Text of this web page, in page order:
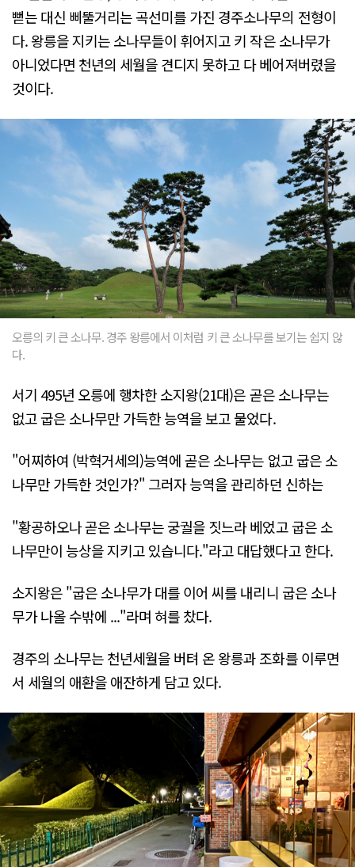
뻗는 대신 삐뚤거리는 곡선미를 가진 경주소나무의 전형이
다. 왕릉을 지키는 소나무들이 휘어지고 키 작은 소나무가
아니었다면 천년의 세월을 견디지 못하고 다 베어져버렸을
것이다.
오릉의 키 큰 소나무. 경주 왕릉에서 이처럼 키 큰 소나무를 보기는 쉽지 않
다.
서기 495년 오릉에 행차한 소지왕(21대)은 곧은 소나무는
없고 굽은 소나무만 가득한 능역을 보고 물었다.
"어찌하여 (박혁거세의)능역에 곧은 소나무는 없고 굽은 소
나무만 가득한 것인가?" 그러자 능역을 관리하던 신하는
"황공하오나 곧은 소나무는 궁궐을 짓느라 베었고 굽은 소
나무만이 능상을 지키고 있습니다."라고 대답했다고 한다.
소지왕은 "굽은 소나무가 대를 이어 씨를 내리니 굽은 소나
무가 나올 수밖에 ..."라며 혀를 찼다.
경주의 소나무는 천년세월을 버텨 온 왕릉과 조화를 이루면
서 세월의 애환을 애잔하게 담고 있다.